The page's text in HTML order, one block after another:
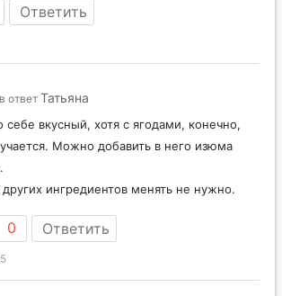
Ответить
в ответ Татьяна
вкусный, хотя с ягодами, конечно,
Можно добавить в него изюма
ингредиентов менять не нужно.
0 Ответить